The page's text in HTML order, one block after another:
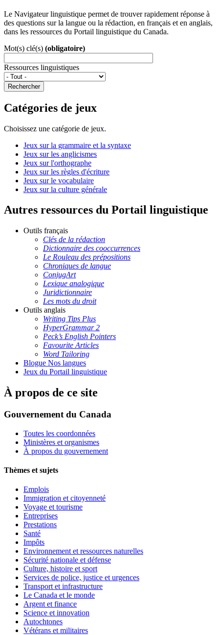
Le Navigateur linguistique permet de trouver rapidement réponse à
des questions sur la langue ou la rédaction, en français et en anglais,
dans les ressources du Portail linguistique du Canada.
Mot(s) clé(s) (obligatoire)
Ressources linguistiques
Rechercher
Catégories de jeux
Choisissez une catégorie de jeux.
Jeux sur la grammaire et la syntaxe
Jeux sur les anglicismes
Jeux sur l'orthographe
Jeux sur les règles d'écriture
Jeux sur le vocabulaire
Jeux sur la culture générale
Autres ressources du Portail linguistique
Outils français
Clés de la rédaction
Dictionnaire des cooccurrences
Le Rouleau des prépositions
Chroniques de langue
ConjugArt
Lexique analogique
Juridictionnaire
Les mots du droit
Outils anglais
Writing Tips Plus
HyperGrammar 2
Peck’s English Pointers
Favourite Articles
Word Tailoring
Blogue Nos langues
Jeux du Portail linguistique
À propos de ce site
Gouvernement du Canada
Toutes les coordonnées
Ministères et organismes
À propos du gouvernement
Thèmes et sujets
Emplois
Immigration et citoyenneté
Voyage et tourisme
Entreprises
Prestations
Santé
Impôts
Environnement et ressources naturelles
Sécurité nationale et défense
Culture, histoire et sport
Services de police, justice et urgences
Transport et infrastructure
Le Canada et le monde
Argent et finance
Science et innovation
Autochtones
Vétérans et militaires